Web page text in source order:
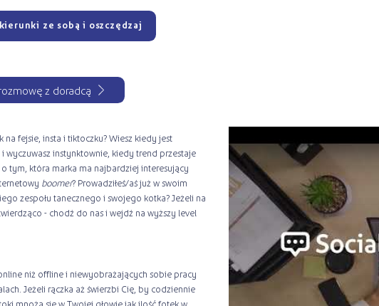
ze sobą i oszczędzaj
z doradcą
fejsie, insta i tiktoczku? Wiesz kiedy jest
wyczuwasz instynktownie, kiedy trend przestaje
tym, która marka ma najbardziej interesujący
boomer? Prowadziłeś/aś już w swoim
zespołu tanecznego i swojego kotka? Jeżeli na
- chodź do nas i wejdź na wyższy level
niż offline i niewyobrażających sobie pracy
Jeżeli rączka aż świerzbi Cię, by codziennie
mnożą się w Twojej głowie jak ilość fotek w